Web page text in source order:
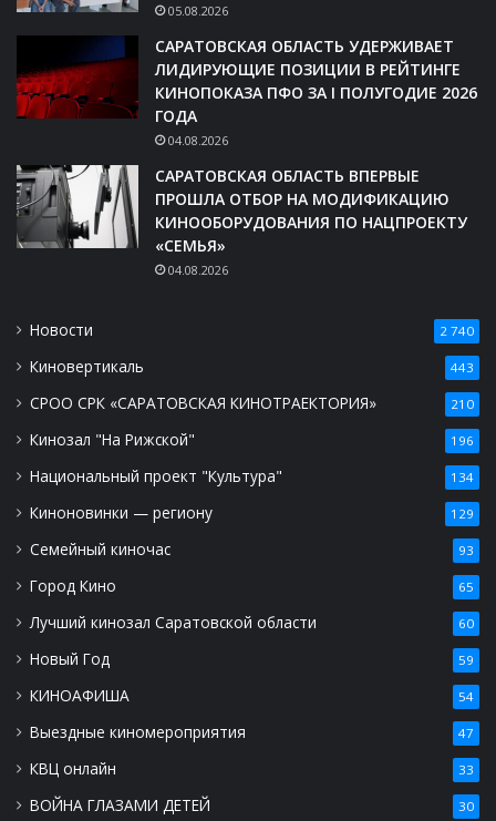
05.08.2026
САРАТОВСКАЯ ОБЛАСТЬ УДЕРЖИВАЕТ
ЛИДИРУЮЩИЕ ПОЗИЦИИ В РЕЙТИНГЕ
КИНОПОКАЗА ПФО ЗА I ПОЛУГОДИЕ 2026
ГОДА
04.08.2026
САРАТОВСКАЯ ОБЛАСТЬ ВПЕРВЫЕ
ПРОШЛА ОТБОР НА МОДИФИКАЦИЮ
КИНООБОРУДОВАНИЯ ПО НАЦПРОЕКТУ
«СЕМЬЯ»
04.08.2026
Новости 2 740
Киновертикаль 443
СРОО СРК «САРАТОВСКАЯ КИНОТРАЕКТОРИЯ» 210
Кинозал "На Рижской" 196
Национальный проект "Культура" 134
Киноновинки — региону 129
Семейный киночас 93
Город Кино 65
Лучший кинозал Саратовской области 60
Новый Год 59
КИНОАФИША 54
Выездные киномероприятия 47
КВЦ онлайн 33
ВОЙНА ГЛАЗАМИ ДЕТЕЙ 30